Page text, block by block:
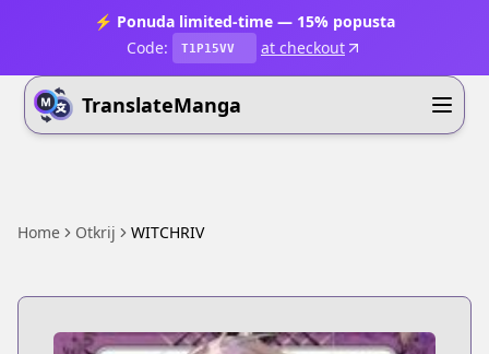
⚡ Ponuda limited-time — 15% popusta
Code:
T1P15VV at checkout
TranslateManga
Home Otkrij WITCHRIV